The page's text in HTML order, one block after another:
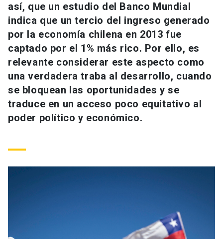
Información para keyboard_arrow_down
Futuros estudiantes
Estudiantes
Académicos
Personal
Go to english site
ACCESOS DIRECTOS
Admisión
Mi Cuenta UC launch
Mi Portal UC
así, que un estudio del Banco Mundial
indica que un tercio del ingreso generado
por la economía chilena en 2013 fue
captado por el 1% más rico. Por ello, es
relevante considerar este aspecto como
una verdadera traba al desarrollo, cuando
se bloquean las oportunidades y se
traduce en un acceso poco equitativo al
poder político y económico.